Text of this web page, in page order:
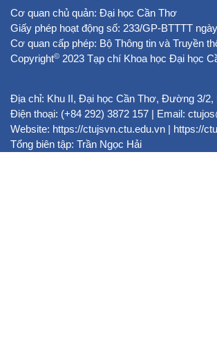
Cơ quan chủ quản: Đại học Cần Thơ
Giấy phép hoạt động số: 233/GP-BTTTT
Cơ quan cấp phép: Bộ Thông tin và Truyền
Copyright© 2023 Tạp chí Khoa học Đại học
Địa chỉ: Khu II, Đại học Cần Thơ, Đường 3/2,
Điện thoại: (+84 292) 3872 157 | Email:
Website: https://ctujsvn.ctu.edu.vn | https://
Tổng biên tập: Trần Ngọc Hải